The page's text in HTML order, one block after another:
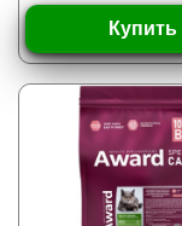
Купить